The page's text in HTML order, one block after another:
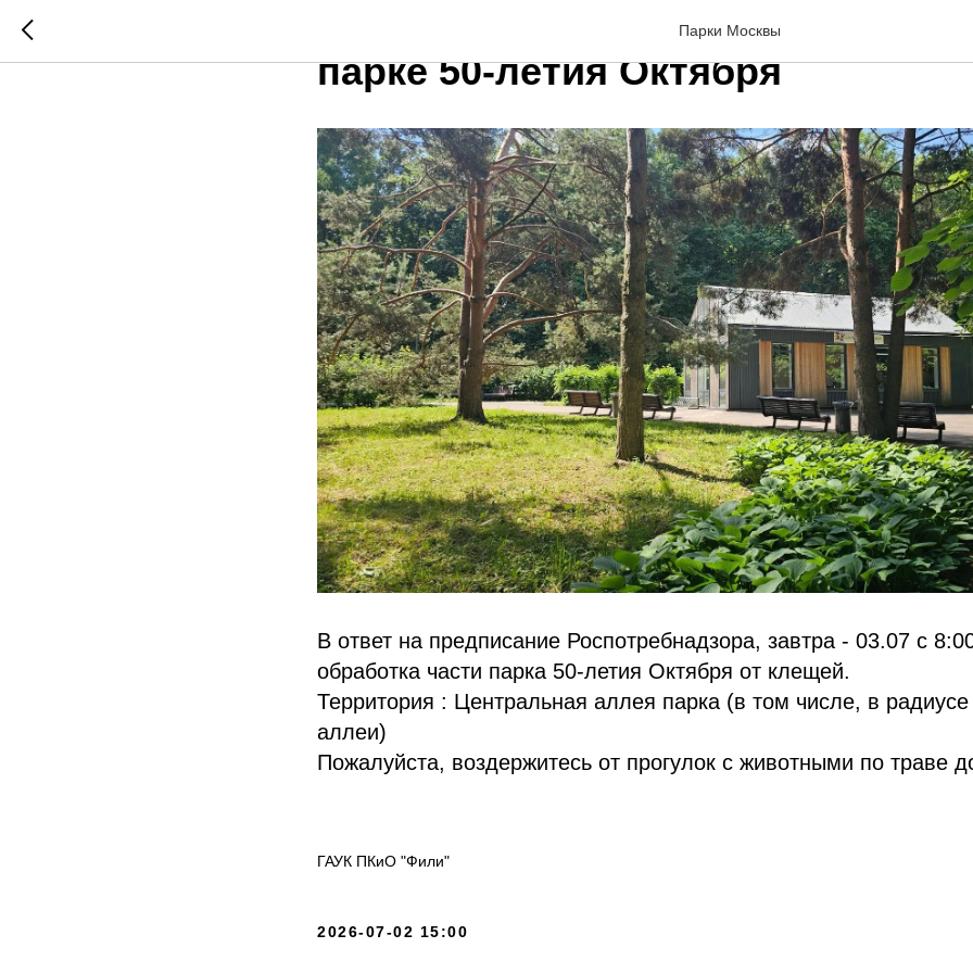
Парки Москвы
Повторная акарицидная
парке 50-летия Октября
В ответ на предписание Роспотребнадзора, завтра - 03.07 с
обработка части парка 50-летия Октября от клещей.
Территория : Центральная аллея парка (в том числе, в
аллеи)
Пожалуйста, воздержитесь от прогулок с животными по траве
ГАУК ПКиО "Фили"
2026-07-02 15:00